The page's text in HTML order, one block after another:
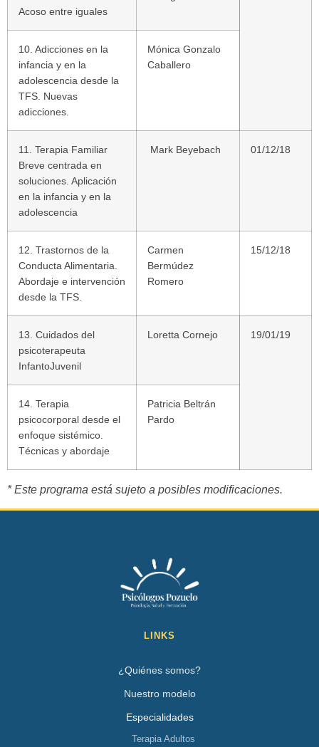
Acoso entre iguales
10. Adicciones en la
infancia y en la
adolescencia desde la
TFS. Nuevas
adicciones.
Mónica Gonzalo
Caballero
11. Terapia Familiar
Breve centrada en
soluciones. Aplicación
en la infancia y en la
adolescencia
Mark Beyebach 01/12/18
12. Trastornos de la
Conducta Alimentaria.
Abordaje e intervención
desde la TFS.
Carmen
Bermúdez
Romero
15/12/18
13. Cuidados del
psicoterapeuta
InfantoJuvenil
Loretta Cornejo 19/01/19
14. Terapia
psicocorporal desde el
enfoque sistémico.
Técnicas y abordaje
Patricia Beltrán
Pardo
* Este programa está sujeto a posibles modificaciones.
LINKS
¿Quiénes somos?
Nuestro modelo
Especialidades
Terapia Adultos